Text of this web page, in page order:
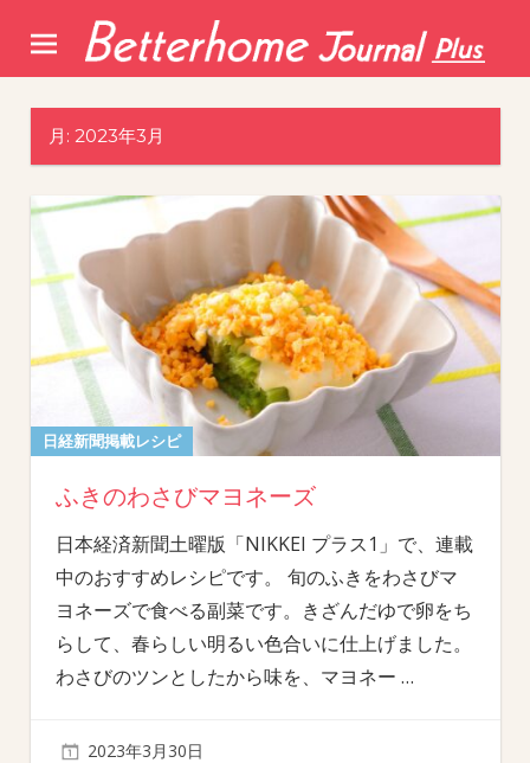
content
月: 2023年3月
日経新聞掲載レシピ
ふきのわさびマヨネーズ
日本経済新聞土曜版「NIKKEI プラス1」で、連載
中のおすすめレシピです。 旬のふきをわさびマ
ヨネーズで食べる副菜です。きざんだゆで卵をち
らして、春らしい明るい色合いに仕上げました。
わさびのツンとしたから味を、マヨネー …
2023年3月30日